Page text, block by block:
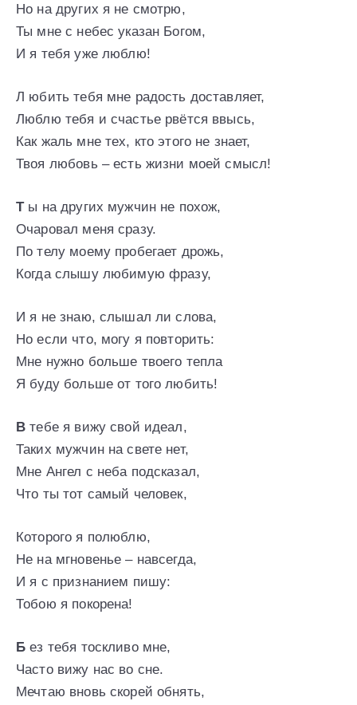
Но на других я не смотрю,
Ты мне с небес указан Богом,
И я тебя уже люблю!
Л юбить тебя мне радость доставляет,
Люблю тебя и счастье рвётся ввысь,
Как жаль мне тех, кто этого не знает,
Твоя любовь – есть жизни моей смысл!
Ты на других мужчин не похож,
Очаровал меня сразу.
По телу моему пробегает дрожь,
Когда слышу любимую фразу,
И я не знаю, слышал ли слова,
Но если что, могу я повторить:
Мне нужно больше твоего тепла
Я буду больше от того любить!
В тебе я вижу свой идеал,
Таких мужчин на свете нет,
Мне Ангел с неба подсказал,
Что ты тот самый человек,
Которого я полюблю,
Не на мгновенье – навсегда,
И я с признанием пишу:
Тобою я покорена!
Б ез тебя тоскливо мне,
Часто вижу нас во сне.
Мечтаю вновь скорей обнять,